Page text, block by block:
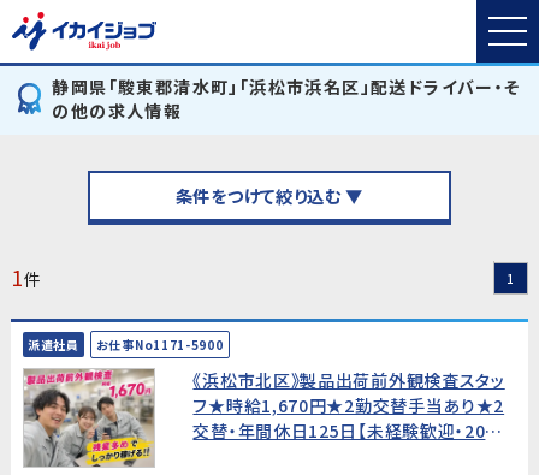
静岡県「駿東郡清水町」「浜松市浜名区」配送ドライバー・そ
の他の求人情報
条件をつけて絞り込む ▼
1件 1
派遣社員 お仕事No1171-5900
《浜松市北区》製品出荷前外観検査スタッ
フ★時給1,670円★2勤交替手当あり★2
交替・年間休日125日【未経験歓迎・20